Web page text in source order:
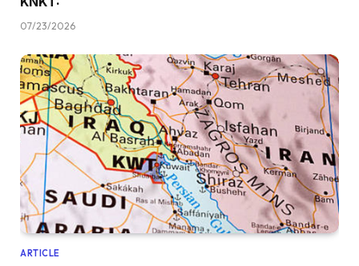
07/23/2026
ARTICLE